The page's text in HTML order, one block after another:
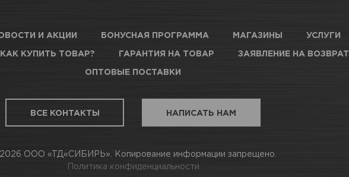
И АКЦИИ БОНУСНАЯ ПРОГРАММА МАГАЗИНЫ УСЛУГИ
КАК КУПИТЬ ТОВАР? ГАРАНТИЯ НА ТОВАР ЗАЯВЛЕНИЕ НА ВОЗВРАТ
ОПТОВЫЕ ПОСТАВКИ
ВСЕ КОНТАКТЫ НАПИСАТЬ НАМ
ООО «ТД«СИБИРЬ». Копирование информации запрещено.
Политика конфиденциальности